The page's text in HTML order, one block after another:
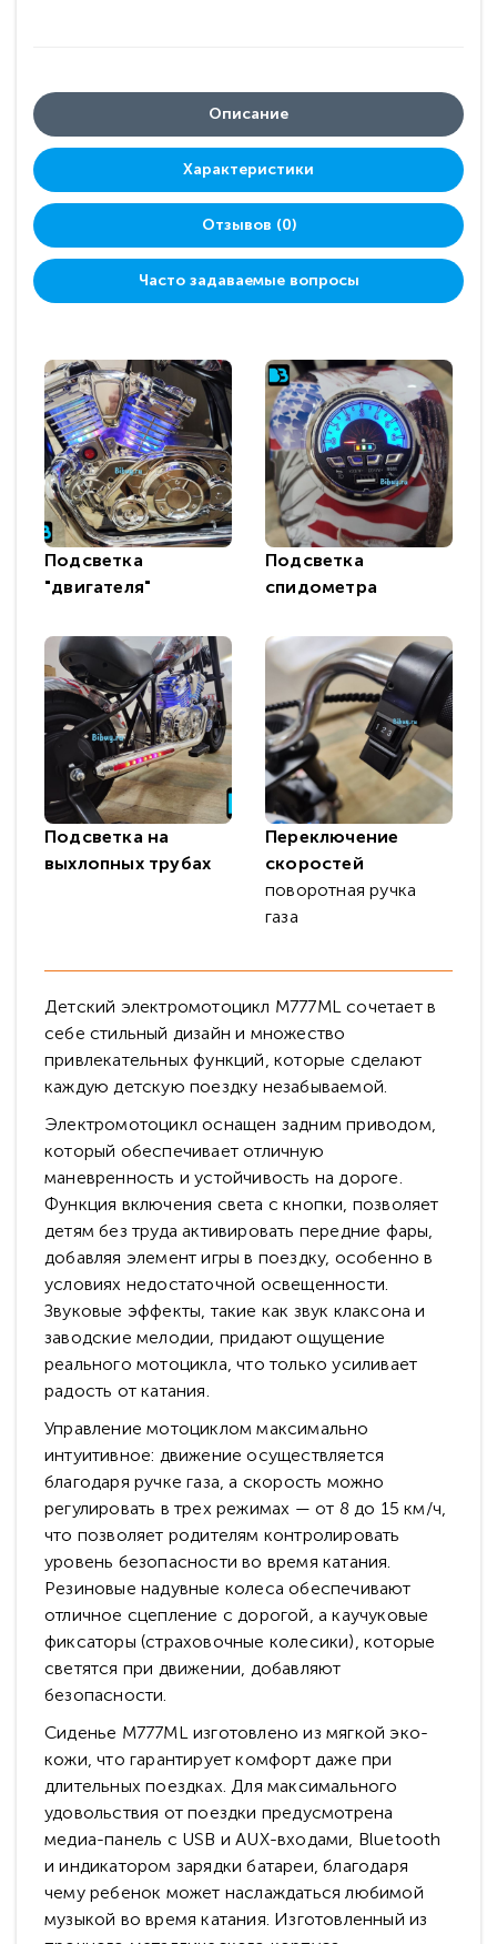
Описание
Характеристики
Отзывов (0)
Часто задаваемые вопросы
Подсветка
"двигателя"
Подсветка
спидометра
Подсветка на
выхлопных трубах
Переключение
скоростей
поворотная ручка
газа
Детский электромотоцикл M777ML сочетает в
себе стильный дизайн и множество
привлекательных функций, которые сделают
каждую детскую поездку незабываемой.
Электромотоцикл оснащен задним приводом,
который обеспечивает отличную
маневренность и устойчивость на дороге.
Функция включения света с кнопки, позволяет
детям без труда активировать передние фары,
добавляя элемент игры в поездку, особенно в
условиях недостаточной освещенности.
Звуковые эффекты, такие как звук клаксона и
заводские мелодии, придают ощущение
реального мотоцикла, что только усиливает
радость от катания.
Управление мотоциклом максимально
интуитивное: движение осуществляется
благодаря ручке газа, а скорость можно
регулировать в трех режимах — от 8 до 15 км/ч,
что позволяет родителям контролировать
уровень безопасности во время катания.
Резиновые надувные колеса обеспечивают
отличное сцепление с дорогой, а каучуковые
фиксаторы (страховочные колесики), которые
светятся при движении, добавляют
безопасности.
Сиденье M777ML изготовлено из мягкой эко-
кожи, что гарантирует комфорт даже при
длительных поездках. Для максимального
удовольствия от поездки предусмотрена
медиа-панель с USB и AUX-входами, Bluetooth
и индикатором зарядки батареи, благодаря
чему ребенок может наслаждаться любимой
музыкой во время катания. Изготовленный из